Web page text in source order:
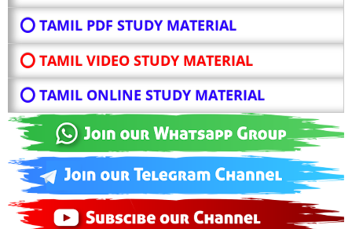
⭕ TAMIL PDF STUDY MATERIAL
⭕ TAMIL VIDEO STUDY MATERIAL
⭕ TAMIL ONLINE STUDY MATERIAL